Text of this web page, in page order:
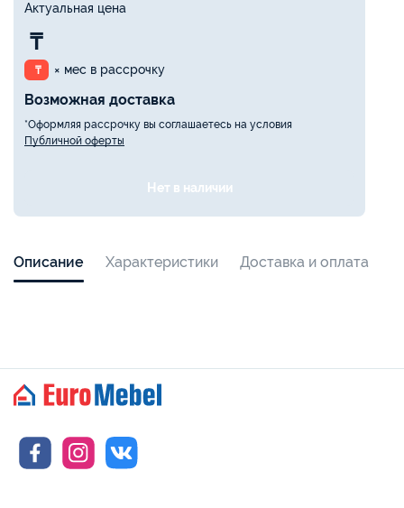
Актуальная цена
₸
₸ × мес в рассрочку
Возможная доставка
*Оформляя рассрочку вы соглашаетесь на условия
Публичной оферты
Нет в наличии
Описание Характеристики Доставка и оплата